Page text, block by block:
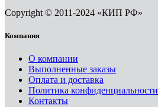
Copyright © 2011-2024 «КИП РФ»
Компания
О компании
Выполненные заказы
Оплата и доставка
Политика конфиденциальности
Контакты